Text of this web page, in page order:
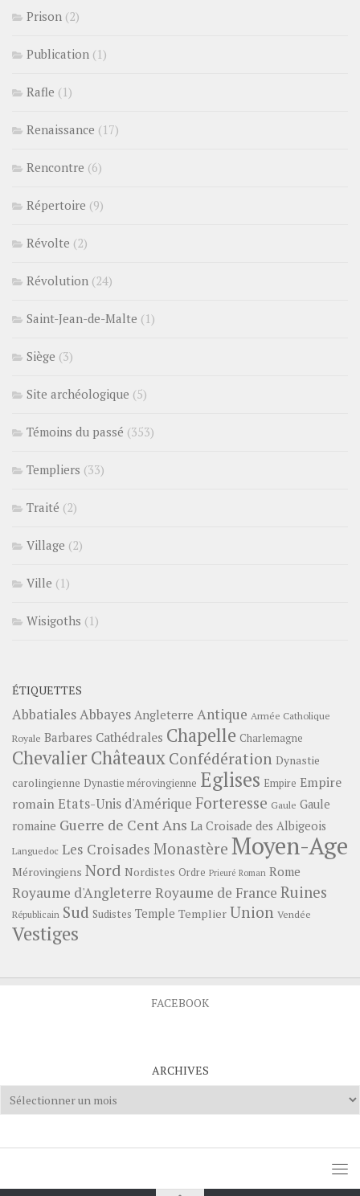
Prison (2)
Publication (1)
Rafle (1)
Renaissance (17)
Rencontre (6)
Répertoire (9)
Révolte (2)
Révolution (24)
Saint-Jean-de-Malte (1)
Siège (3)
Site archéologique (5)
Témoins du passé (353)
Templiers (33)
Traité (2)
Village (2)
Ville (1)
Wisigoths (1)
ÉTIQUETTES
AbbatialesAbbayes Angleterre Antique Armée Catholique
Royale Barbares Cathédrales Chapelle Charlemagne
ChevalierChâteauxConfédération Dynastie
carolingienne Dynastie mérovingienne Eglises Empire Empire
romainEtats-Unis d'Amérique Forteresse Gaule Gaule
romaine Guerre de Cent Ans La Croisade des Albigeois
Languedoc Les Croisades Monastère Moyen-Age
Mérovingiens Nord Nordistes Ordre Prieuré Roman Rome
Royaume d'Angleterre Royaume de France Ruines
Républicain Sud Sudistes Temple Templier Union Vendée
Vestiges
FACEBOOK
ARCHIVES
Archives